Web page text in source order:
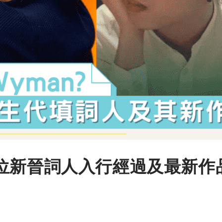
新晉詞人入行經過及最新作